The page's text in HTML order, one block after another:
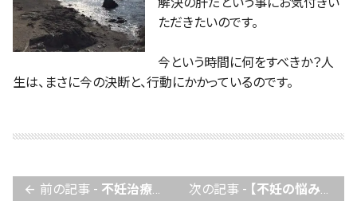
ただきたいのです。
今という時間に何をすべきか？人
生は、まさに今の決断と、行動にかかっているのです。
arrow_back 前の記事 - 不妊治療は早く始めた方が有利！でも何から始めたらいいの？ 次の記事 - 【不妊の悩み】妊娠確率を上げるためには筋トレが効果的。